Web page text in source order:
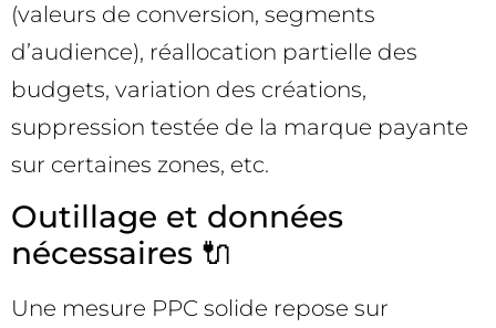
(valeurs de conversion, segments
d’audience), réallocation partielle des
budgets, variation des créations,
suppression testée de la marque payante
sur certaines zones, etc.
Outillage et données
nécessaires 🔌
Une mesure PPC solide repose sur